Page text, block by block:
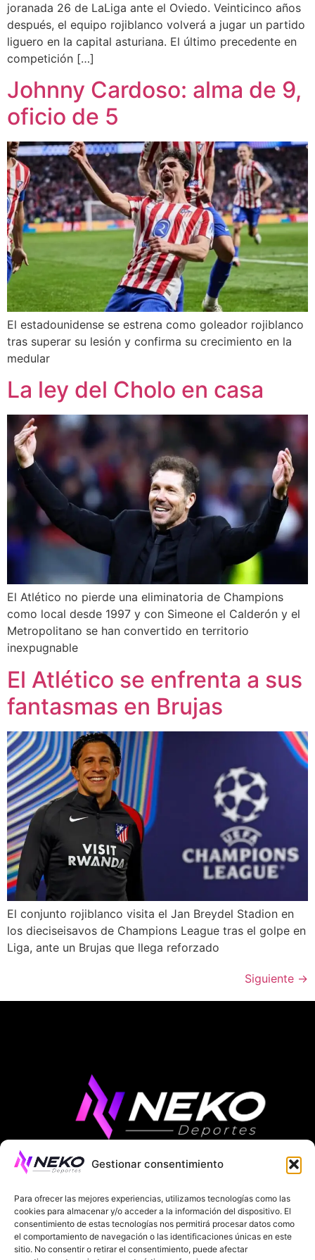
Gestionar consentimiento
Para ofrecer las mejores experiencias, utilizamos tecnologías como las
cookies para almacenar y/o acceder a la información del dispositivo. El
consentimiento de estas tecnologías nos permitirá procesar datos como
el comportamiento de navegación o las identificaciones únicas en este
sitio. No consentir o retirar el consentimiento, puede afectar
joranada 26 de LaLiga ante el Oviedo. Veinticinco años
después, el equipo rojiblanco volverá a jugar un partido
liguero en la capital asturiana. El último precedente en
competición […]
Johnny Cardoso: alma de 9,
oficio de 5
El estadounidense se estrena como goleador rojiblanco
tras superar su lesión y confirma su crecimiento en la
medular
La ley del Cholo en casa
El Atlético no pierde una eliminatoria de Champions
como local desde 1997 y con Simeone el Calderón y el
Metropolitano se han convertido en territorio
inexpugnable
El Atlético se enfrenta a sus
fantasmas en Brujas
El conjunto rojiblanco visita el Jan Breydel Stadion en
los dieciseisavos de Champions League tras el golpe en
Liga, ante un Brujas que llega reforzado
Siguiente →
ÚLTIMAS NOTICIAS COMPETICIONES EUROPEAS
LA LIGA MUNDIAL 2026 FÚTBOL INTERNACIONAL
SOBRE NOSOTROS